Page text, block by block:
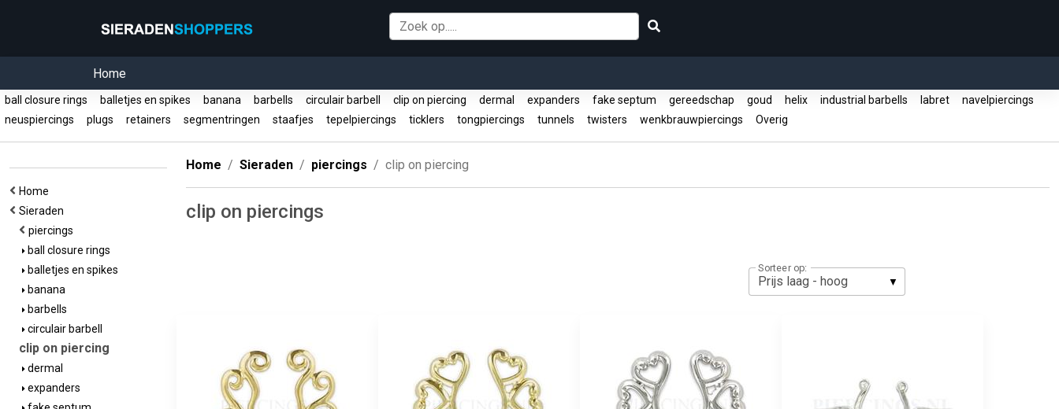
Home
ball closure rings balletjes en spikes banana barbells circulair barbell clip on piercing dermal expanders fake septum gereedschap goud helix industrial barbells labret
navelpiercings
neuspiercings
plugs retainers segmentringen staafjes tepelpiercings ticklers tongpiercings tunnels twisters wenkbrauwpiercings Overig
Home
Sieraden
piercings
ball closure rings
balletjes en spikes
banana
barbells
circulair barbell
clip on piercing
dermal
expanders
Home Sieraden piercings clip on piercing
clip on piercings
Sorteer op: